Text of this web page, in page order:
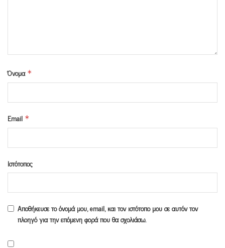
Όνομα *
Email *
Ιστότοπος
Αποθήκευσε το όνομά μου, email, και τον ιστότοπο μου σε αυτόν τον
πλοηγό για την επόμενη φορά που θα σχολιάσω.